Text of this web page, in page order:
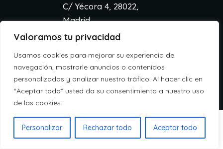
Valoramos tu privacidad
Usamos cookies para mejorar su experiencia de
navegación, mostrarle anuncios o contenidos
personalizados y analizar nuestro tráfico. Al hacer clic en
“Aceptar todo” usted da su consentimiento a nuestro uso
de las cookies.
Personalizar Rechazar todo Aceptar todo
C/ Yécora 4, 28022,
Madrid
info@aspa.cloud
+34 918 333 233
Aviso legal
Política de cookies
Política de privacidad